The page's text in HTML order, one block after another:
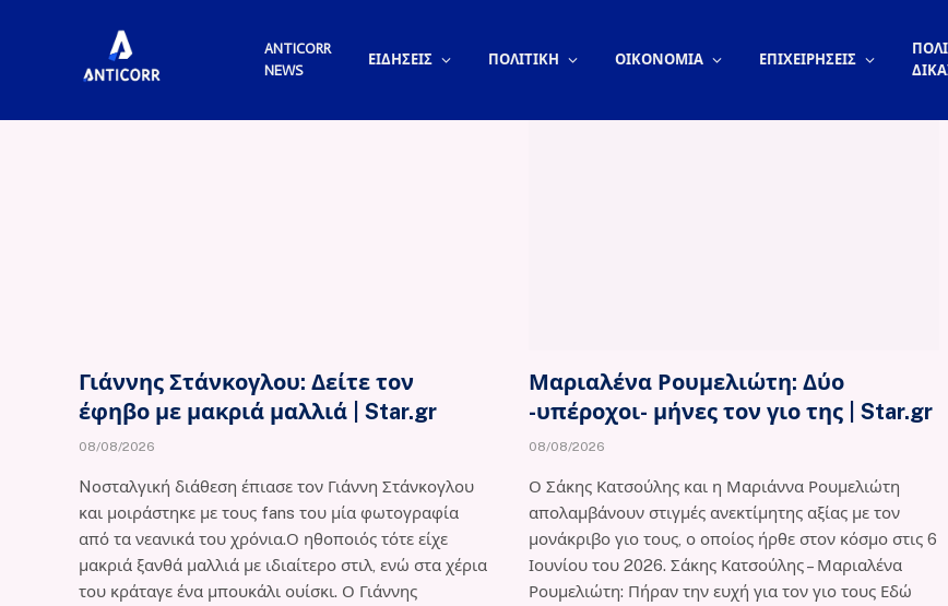
ANTICORR
NEWS
ΕΙΔΗΣΕΙΣ ΠΟΛΙΤΙΚΗ ΟΙΚΟΝΟΜΙΑ ΕΠΙΧΕΙΡΗΣΕΙΣ
Γιάννης Στάνκογλου: Δείτε τον
έφηβο με μακριά μαλλιά | Star.gr
08/08/2026
Noσταλγική διάθεση έπιασε τον Γιάννη Στάνκογλου
και μοιράστηκε με τους fans του μία φωτογραφία
από τα νεανικά του χρόνια.Ο ηθοποιός τότε είχε
μακριά ξανθά μαλλιά με ιδιαίτερο στιλ, ενώ στα χέρια
του κράταγε ένα μπουκάλι ουίσκι. Ο Γιάννης
Μαριαλένα Ρουμελιώτη: Δύο
-υπέροχοι- μήνες τον γιο της | Star.gr
08/08/2026
Ο Σάκης Κατσούλης και η Μαριάννα Ρουμελιώτη
απολαμβάνουν στιγμές ανεκτίμητης αξίας με τον
μονάκριβο γιο τους, ο οποίος ήρθε στον κόσμο στις 6
Ιουνίου του 2026. Σάκης Κατσούλης – Μαριαλένα
Ρουμελιώτη: Πήραν την ευχή για τον γιο τους Εδώ